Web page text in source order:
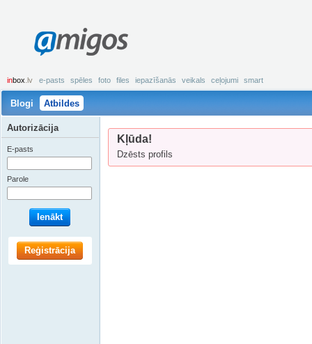
amigos
inbox .lv e-pasts spēles foto files iepazīšanās veikals ceļojumi smart
Blogi Atbildes
Kļūda!
Dzēsts profils
Autorizācija
E-pasts
Parole
Ienākt
Reģistrācija